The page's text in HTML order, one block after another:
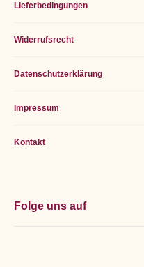
Lieferbedingungen
Widerrufsrecht
Datenschutzerklärung
Impressum
Kontakt
Folge uns auf